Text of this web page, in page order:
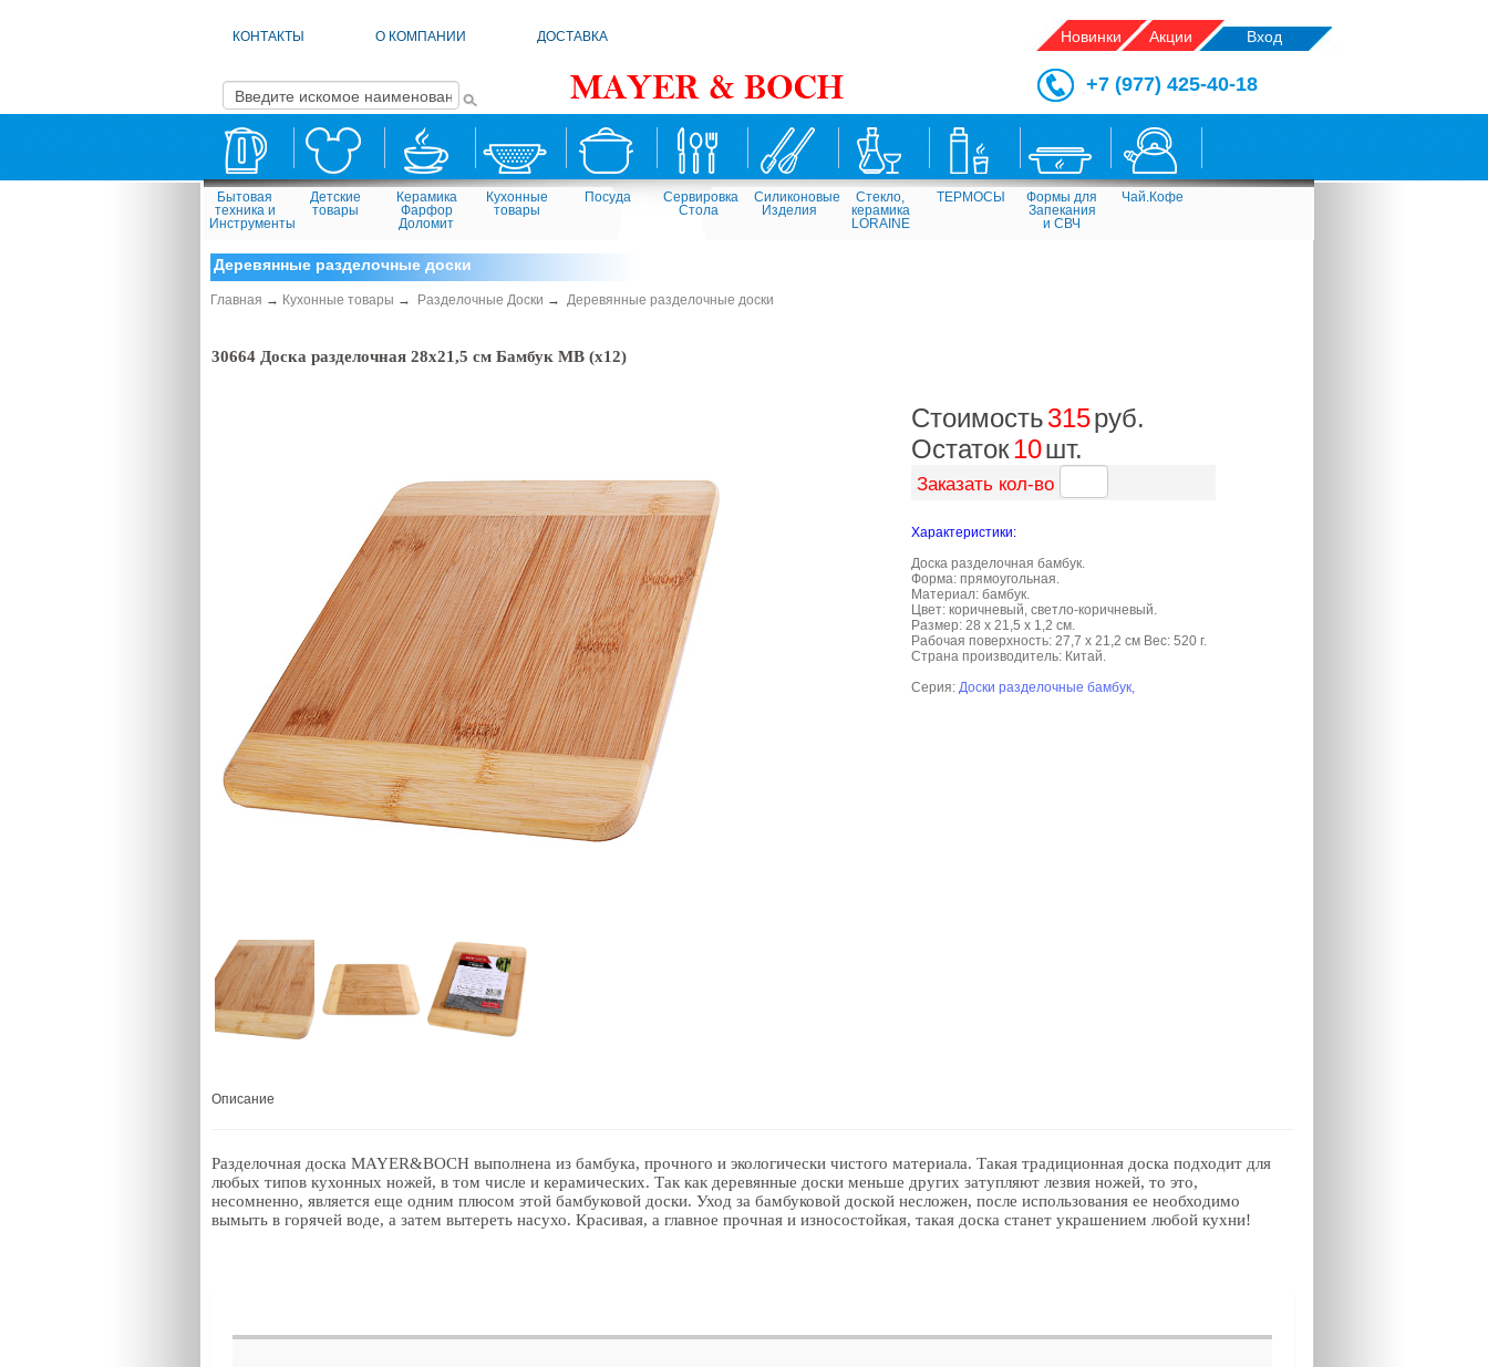
КОНТАКТЫ О КОМПАНИИ ДОСТАВКА Новинки Акции Вход
Бытовая
техника и
Инструменты
Детские
товары
Керамика
Фарфор
Доломит
Кухонные
товары
Посуда
Сервировка
Стола
Силиконовые
Изделия
Стекло,
керамика
LORAINE
ТЕРМОСЫ
Формы для
Запекания
и СВЧ
Чай.Кофе
+7 (977) 425-40-18
Деревянные разделочные доски
Главная → Кухонные товары → Разделочные Доски → Деревянные разделочные доски
30664 Доска разделочная 28х21,5 см Бамбук MB (х12)
Стоимость315руб.
Остаток10шт.
Заказать кол-во
Характеристики:
Доска разделочная бамбук.
Форма: прямоугольная.
Материал: бамбук.
Цвет: коричневый, светло-коричневый.
Размер: 28 х 21,5 х 1,2 см.
Рабочая поверхность: 27,7 х 21,2 см Вес: 520 г.
Страна производитель: Китай.
Серия: Доски разделочные бамбук,
Описание
Разделочная доска MAYER&BOCH выполнена из бамбука, прочного и экологически чистого материала. Такая традиционная доска подходит для
любых типов кухонных ножей, в том числе и керамических. Так как деревянные доски меньше других затупляют лезвия ножей, то это,
несомненно, является еще одним плюсом этой бамбуковой доски. Уход за бамбуковой доской несложен, после использования ее необходимо
вымыть в горячей воде, а затем вытереть насухо. Красивая, а главное прочная и износостойкая, такая доска станет украшением любой кухни!